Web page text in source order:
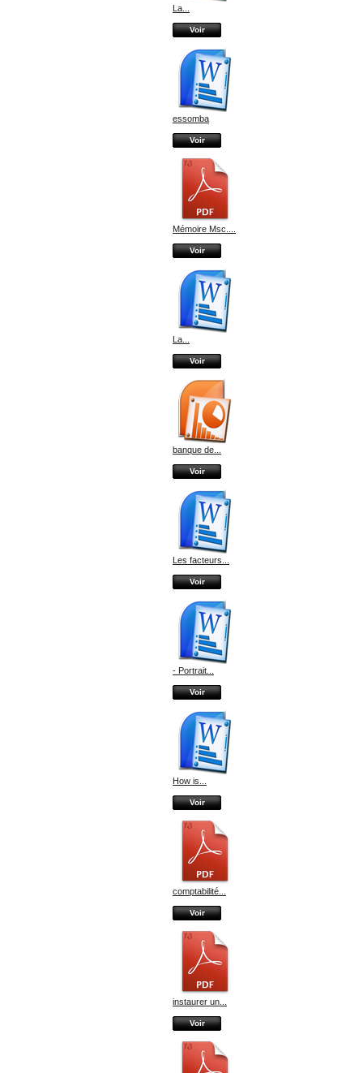
La...
Voir
essomba
Voir
Mémoire Msc....
Voir
La...
Voir
banque de...
Voir
Les facteurs...
Voir
- Portrait...
Voir
How is...
Voir
comptabilité...
Voir
instaurer un...
Voir